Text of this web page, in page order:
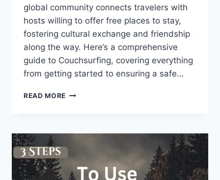
global community connects travelers with
hosts willing to offer free places to stay,
fostering cultural exchange and friendship
along the way. Here’s a comprehensive
guide to Couchsurfing, covering everything
from getting started to ensuring a safe…
READ MORE